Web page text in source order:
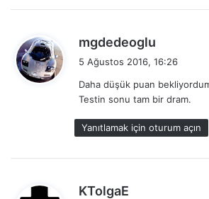
mgdedeoglu
k
i
:
5 Ağustos 2016, 16:26
Daha düşük puan
Testin sonu tam bir dram.
Yanıtlamak için oturum açın
KTolgaE